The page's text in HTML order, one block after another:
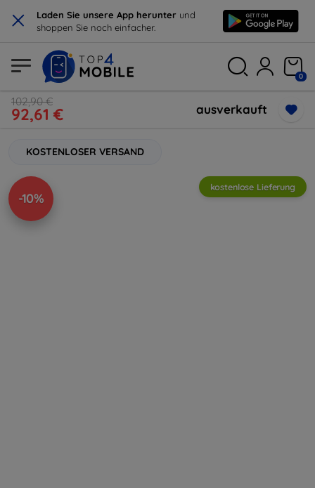
× Laden Sie unsere App herunter und
shoppen Sie noch einfacher.
0
102,90 €
92,61 € ausverkauft
KOSTENLOSER VERSAND
-10%
kostenlose Lieferung